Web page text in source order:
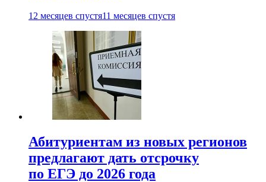
12 месяцев спустя11 месяцев спустя
Абитуриентам из новых регионов
предлагают дать отсрочку
по ЕГЭ до 2026 года